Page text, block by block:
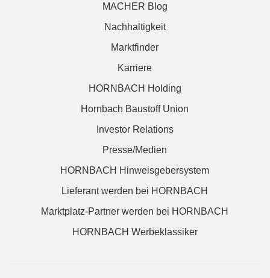
MACHER Blog
Nachhaltigkeit
Marktfinder
Karriere
HORNBACH Holding
Hornbach Baustoff Union
Investor Relations
Presse/Medien
HORNBACH Hinweisgebersystem
Lieferant werden bei HORNBACH
Marktplatz-Partner werden bei HORNBACH
HORNBACH Werbeklassiker